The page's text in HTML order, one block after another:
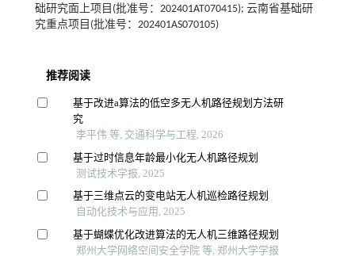
础研究面上项目(批准号：202401AT070415); 云南省基础研
究重点项目(批准号：202401AS070105)